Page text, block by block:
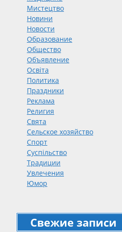
Мистецтво
Новини
Новости
Образование
Общество
Объявление
Освіта
Политика
Праздники
Реклама
Религия
Свята
Сельское хозяйство
Спорт
Суспільство
Традиции
Увлечения
Юмор
Свежие записи